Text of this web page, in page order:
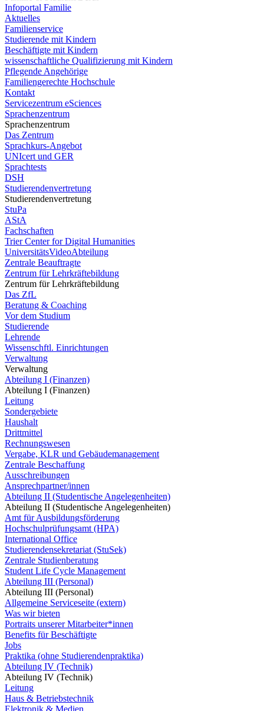
Infoportal Familie
Aktuelles
Familienservice
Studierende mit Kindern
Beschäftigte mit Kindern
wissenschaftliche Qualifizierung mit Kindern
Pflegende Angehörige
Familiengerechte Hochschule
Kontakt
Servicezentrum eSciences
Sprachenzentrum
Sprachenzentrum
Das Zentrum
Sprachkurs-Angebot
UNIcert und GER
Sprachtests
DSH
Studierendenvertretung
Studierendenvertretung
StuPa
AStA
Fachschaften
Trier Center for Digital Humanities
UniversitätsVideoAbteilung
Zentrale Beauftragte
Zentrum für Lehrkräftebildung
Zentrum für Lehrkräftebildung
Das ZfL
Beratung & Coaching
Vor dem Studium
Studierende
Lehrende
Wissenschftl. Einrichtungen
Verwaltung
Verwaltung
Abteilung I (Finanzen)
Abteilung I (Finanzen)
Leitung
Sondergebiete
Haushalt
Drittmittel
Rechnungswesen
Vergabe, KLR und Gebäudemanagement
Zentrale Beschaffung
Ausschreibungen
Ansprechpartner/innen
Abteilung II (Studentische Angelegenheiten)
Abteilung II (Studentische Angelegenheiten)
Amt für Ausbildungsförderung
Hochschulprüfungsamt (HPA)
International Office
Studierendensekretariat (StuSek)
Zentrale Studienberatung
Student Life Cycle Management
Abteilung III (Personal)
Abteilung III (Personal)
Allgemeine Serviceseite (extern)
Was wir bieten
Portraits unserer Mitarbeiter*innen
Benefits für Beschäftigte
Jobs
Praktika (ohne Studierendenpraktika)
Abteilung IV (Technik)
Abteilung IV (Technik)
Leitung
Haus & Betriebstechnik
Elektronik & Medien